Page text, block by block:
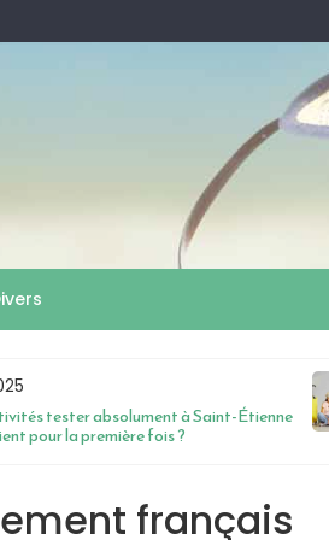
tester absolument à Saint-Étienne
pour la première fois ?
français